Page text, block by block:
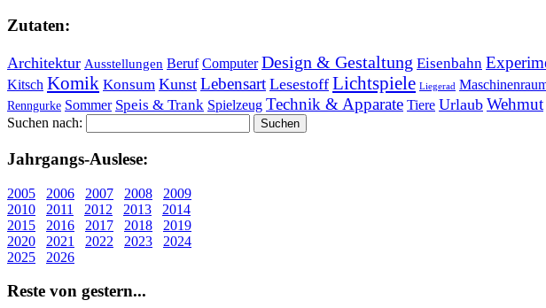
Zu­ta­ten:
Architektur Ausstellungen Beruf Computer Design & Gestaltung Eisenbahn
Kitsch Komik Konsum Kunst Lebensart Lesestoff Lichtspiele Liegerad
Renngurke Sommer Speis & Trank Spielzeug Technik & Apparate Tiere Urlaub Wehmut
Suchen nach:
Jahr­gangs-Aus­le­se:
2005 2006 2007 2008
2009
2010
2011 2012 2013
2014
2015
2016 2017 2018
2019
2020
2021 2022 2023
2024
2025
2026
Re­ste von ge­stern...